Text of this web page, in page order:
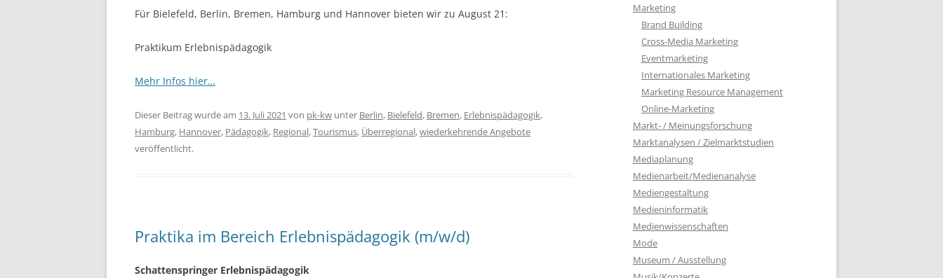
Für Bielefeld, Berlin, Bremen, Hamburg und Hannover bieten wir zu August 21:
Praktikum Erlebnispädagogik
Mehr Infos hier…
Dieser Beitrag wurde am 13. Juli 2021 von pk-kw unter Berlin, Bielefeld, Bremen, Erlebnispädagogik,
Hamburg, Hannover, Pädagogik, Regional,Tourismus, Überregional,wiederkehrende Angebote
veröffentlicht.
Praktika im Bereich Erlebnispädagogik (m/w/d)
Schattenspringer Erlebnispädagogik
Marketing
Brand Building
Cross-Media Marketing
Eventmarketing
Internationales Marketing
Marketing Resource Management
Online-Marketing
Markt- / Meinungsforschung
Marktanalysen / Zielmarktstudien
Mediaplanung
Medienarbeit/Medienanalyse
Mediengestaltung
Medieninformatik
Medienwissenschaften
Mode
Museum / Ausstellung